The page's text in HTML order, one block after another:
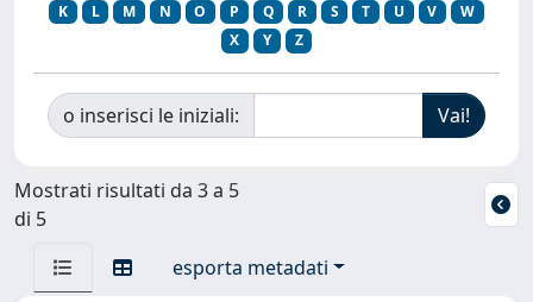
K
L M N O P Q R S T U V
W
X
Y Z
o inserisci le iniziali:
Mostrati risultati da 3 a 5
di 5
esporta metadati